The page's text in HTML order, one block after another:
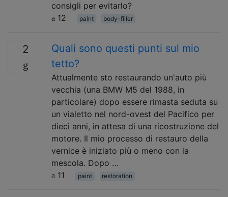
consigli per evitarlo?
12
paint body-filler
2
Quali sono questi punti sul mio
tetto?
Attualmente sto restaurando un'auto più
vecchia (una BMW M5 del 1988, in
particolare) dopo essere rimasta seduta su
un vialetto nel nord-ovest del Pacifico per
dieci anni, in attesa di una ricostruzione del
motore. Il mio processo di restauro della
vernice è iniziato più o meno con la
mescola. Dopo …
11
paint restoration